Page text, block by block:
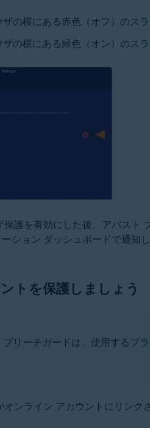
の横にある赤色（オフ）のス
の横にある緑色（オン）のス
護を有効にした後、アバスト
ション ダッシュボードで通知
トを保護しましょう
ブリーチガードは、使用するブ
ンライン アカウントにリンク